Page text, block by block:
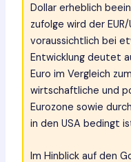
Dollar erheblich
zufolge wird der
voraussichtlich bei
Entwicklung deutet
Euro im Vergleich
wirtschaftliche und
Eurozone sowie
in den USA bedingt
Im Hinblick auf den